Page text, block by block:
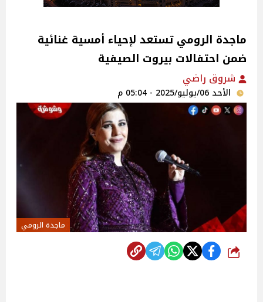
ماجدة الرومي تستعد لإحياء أمسية غنائية
ضمن احتفالات بيروت الصيفية‎
شروق راضي
الأحد 06/يوليو/2025 - 05:04 م
ماجدة الرومي
شارك